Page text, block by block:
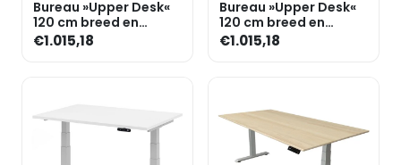
Bureau »Upper Desk«
120 cm breed en
elektrisch in hoogte
verstelbaar tot 128,5 c
€1.015,18
Bureau »Upper Desk«
120 cm breed en
elektrisch in hoogte
verstelbaar tot 128,5 c
€1.015,18